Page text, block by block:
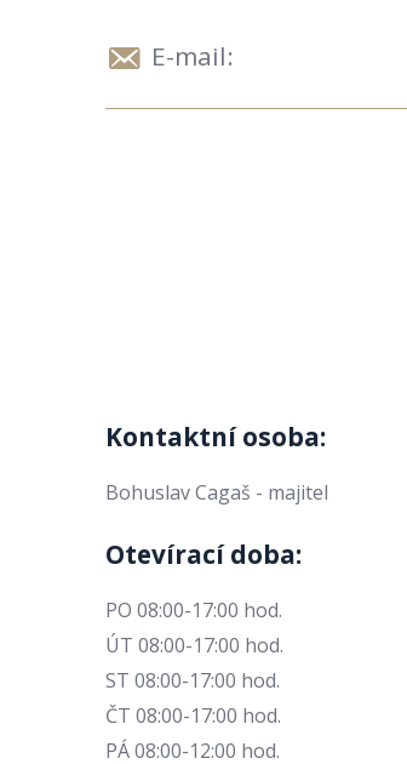
E-mail:
Kontaktní osoba:
Bohuslav Cagaš - majitel
Otevírací doba:
PO 08:00-17:00 hod.
ÚT 08:00-17:00 hod.
ST 08:00-17:00 hod.
ČT 08:00-17:00 hod.
PÁ 08:00-12:00 hod.